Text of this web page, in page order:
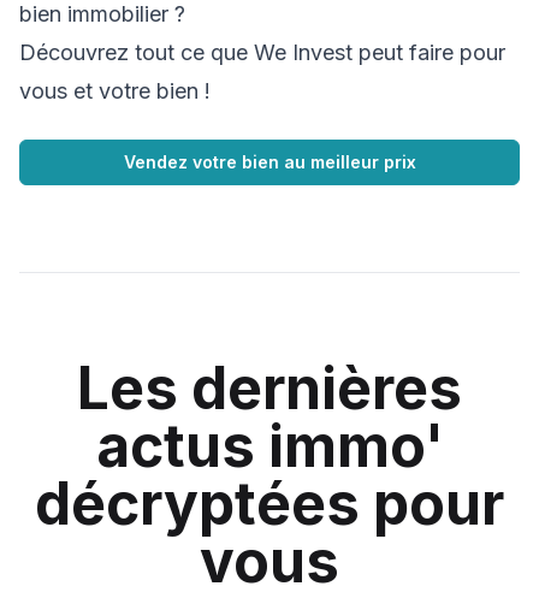
bien immobilier ?
Découvrez tout ce que We Invest peut faire pour
vous et votre bien !
Vendez votre bien au meilleur prix
Les dernières
actus immo'
décryptées pour
vous